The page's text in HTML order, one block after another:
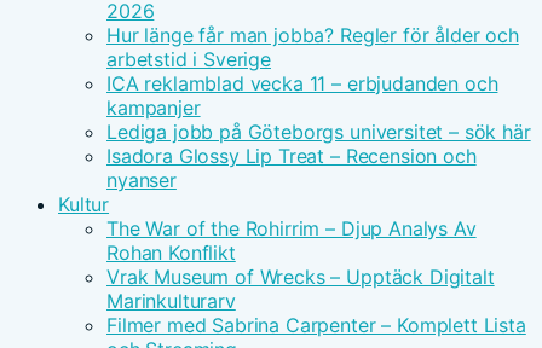
2026
Hur länge får man jobba? Regler för ålder och
arbetstid i Sverige
ICA reklamblad vecka 11 – erbjudanden och
kampanjer
Lediga jobb på Göteborgs universitet – sök här
Isadora Glossy Lip Treat – Recension och
nyanser
Kultur
The War of the Rohirrim – Djup Analys Av
Rohan Konflikt
Vrak Museum of Wrecks – Upptäck Digitalt
Marinkulturarv
Filmer med Sabrina Carpenter – Komplett Lista